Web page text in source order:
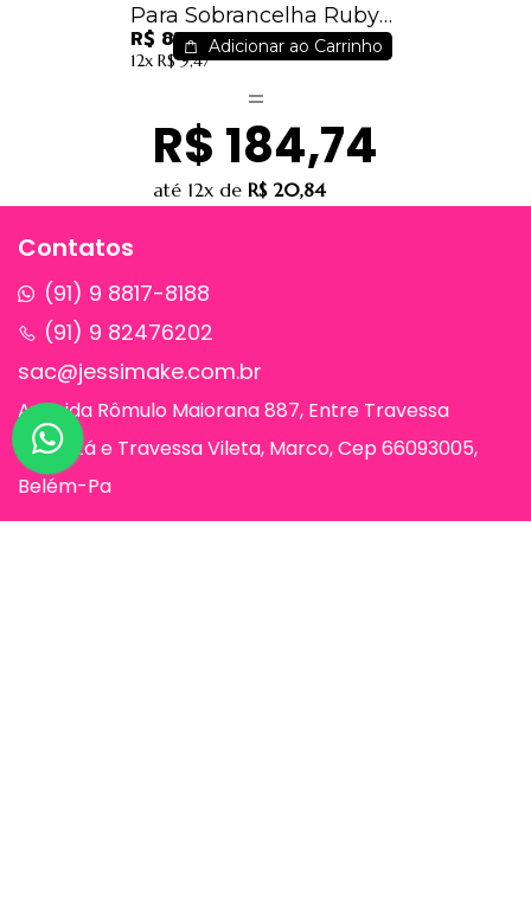
Para Sobrancelha Ruby
Rose Hb-9354
R$ 83,94
12x R$ 9,47
Adicionar ao Carrinho
R$ 184,74
até 12x de R$ 20,84
Contatos
(91) 9 8817-8188
(91) 9 82476202
sac@jessimake.com.br
Avenida Rômulo Maiorana 887, Entre Travessa
Humaitá e Travessa Vileta, Marco, Cep 66093005,
Belém-Pa